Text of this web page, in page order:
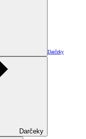
Darčeky
Darčeky